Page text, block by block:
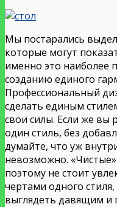
Мы постарались
которые могут
именно это наиболее
созданию единого
Профессиональный
сделать единым
свои силы. Если же вы
один стиль, без
думайте, что уж
невозможно.
поэтому не стоит
чертами одного
выглядеть давящим и